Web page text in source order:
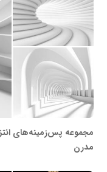
مجموعه پس‌زمینه‌های
مدرن